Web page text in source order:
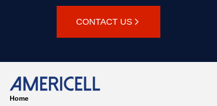
CONTACT US
Home